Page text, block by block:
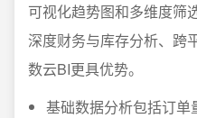
可视化趋势图和多维度筛
深度财务与库存分析、跨
数云BI更具优势。
基础数据分析包括订